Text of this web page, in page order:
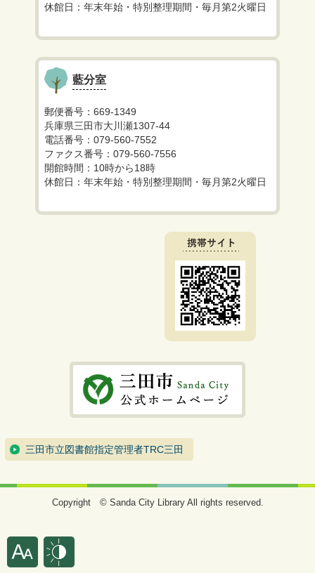
休館日：年末年始・特別整理期間・毎月第2火曜日
藍分室
郵便番号：669-1349
兵庫県三田市大川瀬1307-44
電話番号：079-560-7552
ファクス番号：079-560-7556
開館時間：10時から18時
休館日：年末年始・特別整理期間・毎月第2火曜日
三田市立図書館指定管理者TRC三田
Copyright © Sanda City Library All rights reserved.